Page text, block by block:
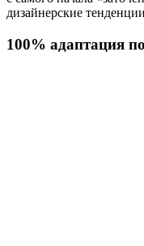
дизайнерские
100% адаптация